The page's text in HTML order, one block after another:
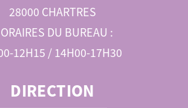
28000 CHARTRES
DU BUREAU :
12H15 / 14H00-17H30
DIRECTION